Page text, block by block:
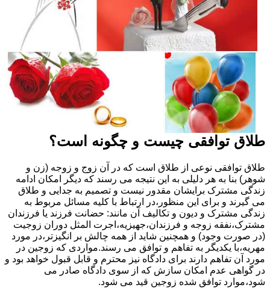
طلاق توافقی چیست و چگونه است؟
طلاق توافقی نوعی از طلاق است که در آن زوج و زوجه (زن و
شوهر) بنا به هر دلیلی به این نتیجه می رسند که دیگر امکان ادامه
زندگی مشترک برایشان مقدور نیست و تصمیم به جدایی و طلاق
می گیرند و برای این منظور،در ارتباط با کلیه مسائل مربوط به
زندگی مشترک و دیون و تکالیف آن مانند: حضانت فرزند یا فرزندان
مشترک،نفقه زوجه و فرزندان،جهیزیه،اجرت المثل دوران زوجیت
(در صورت وجود) و همچنین شاید از همه چالش بر انگیزتر،در مورد
مهریه،با یکدیگر به تفاهم و توافق می رسند.مواردی که زوجین در
مورد آن تفاهم دارند برای دادگاه نیز محترم و قابل قبول خواهد بود و
در گواهی عدم امکان سازش که از سوی دادگاه صادر می
شود،موارد توافق شده زوجین قید می شود.